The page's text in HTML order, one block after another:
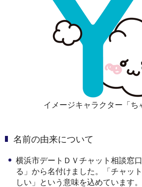
イメージキャラクター「ち
名前の由来について
横浜市デートＤＶチャット相談窓
る」から名付けました。「チャッ
しい」という意味を込めています。